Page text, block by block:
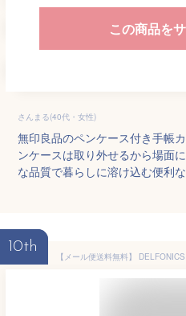
この商品を
さんまる(40代・女性)
無印良品のペンケース付き手帳
ンケースは取り外せるから場面
な品質で暮らしに溶け込む便利な
10th